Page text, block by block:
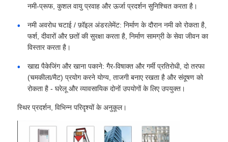
रंग कोटेड एल्यूमीनियम कॉइल
एल्यूमीनियम का तार
एल्यूमीनियम पट्टी का तार
एल्यूमीनियम चेकर प्लेट
उभरा एल्यूमीनियम
नमी-प्रूफ, कुशल वायु प्रवाह और ऊर्जा प्रदर्शन सुनिश्चित करता है।
नमी अवरोध चटाई / फ़ॉइल अंडरलेमेंट: निर्माण के दौरान नमी को रोकता है,
फर्श, दीवारों और छतों की सुरक्षा करता है, निर्माण सामग्री के सेवा जीवन का
विस्तार करता है।
खाद्य पैकेजिंग और खाना पकाने: गैर-विषाक्त और गर्मी प्रतिरोधी, दो तरफा
(चमकीला/मैट) प्रयोग करने योग्य, ताजगी बनाए रखता है और संदूषण को
रोकता है - घरेलू और व्यावसायिक दोनों उपयोगों के लिए उपयुक्त।
स्थिर प्रदर्शन, विभिन्न परिदृश्यों के अनुकूल।